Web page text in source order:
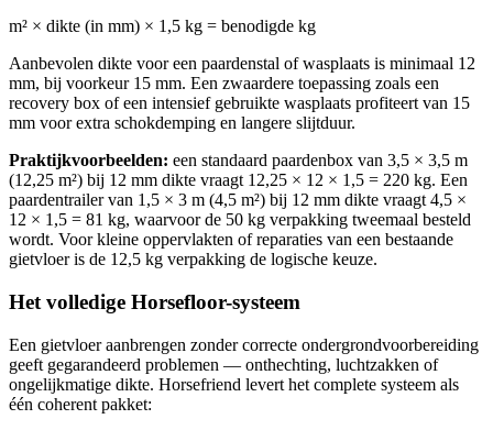
m² × dikte (in mm) × 1,5 kg = benodigde kg
Aanbevolen dikte voor een paardenstal of wasplaats is minimaal 12
mm, bij voorkeur 15 mm. Een zwaardere toepassing zoals een
recovery box of een intensief gebruikte wasplaats profiteert van 15
mm voor extra schokdemping en langere slijtduur.
Praktijkvoorbeelden: een standaard paardenbox van 3,5 × 3,5 m
(12,25 m²) bij 12 mm dikte vraagt 12,25 × 12 × 1,5 = 220 kg. Een
paardentrailer van 1,5 × 3 m (4,5 m²) bij 12 mm dikte vraagt 4,5 ×
12 × 1,5 = 81 kg, waarvoor de 50 kg verpakking tweemaal besteld
wordt. Voor kleine oppervlakten of reparaties van een bestaande
gietvloer is de 12,5 kg verpakking de logische keuze.
Het volledige Horsefloor-systeem
Een gietvloer aanbrengen zonder correcte ondergrondvoorbereiding
geeft gegarandeerd problemen — onthechting, luchtzakken of
ongelijkmatige dikte. Horsefriend levert het complete systeem als
één coherent pakket: